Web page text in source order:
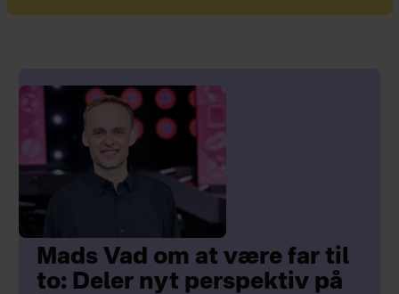
Mads Vad om at være far til
to: Deler nyt perspektiv på